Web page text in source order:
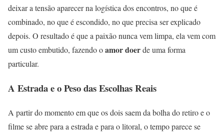
deixar a tensão aparecer na logística dos encontros, no que é
combinado, no que é escondido, no que precisa ser explicado
depois. O resultado é que a paixão nunca vem limpa, ela vem com
um custo embutido, fazendo oamor doerde uma forma
particular.
A Estrada e o Peso das Escolhas Reais
A partir do momento em que os dois saem da bolha do retiro e o
filme se abre para a estrada e para o litoral, o tempo parece se